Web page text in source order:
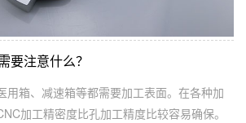
要注意什么？
用箱、减速箱等都需要加工表面。在各种加
加工精密度比孔加工精度比较容易确保。